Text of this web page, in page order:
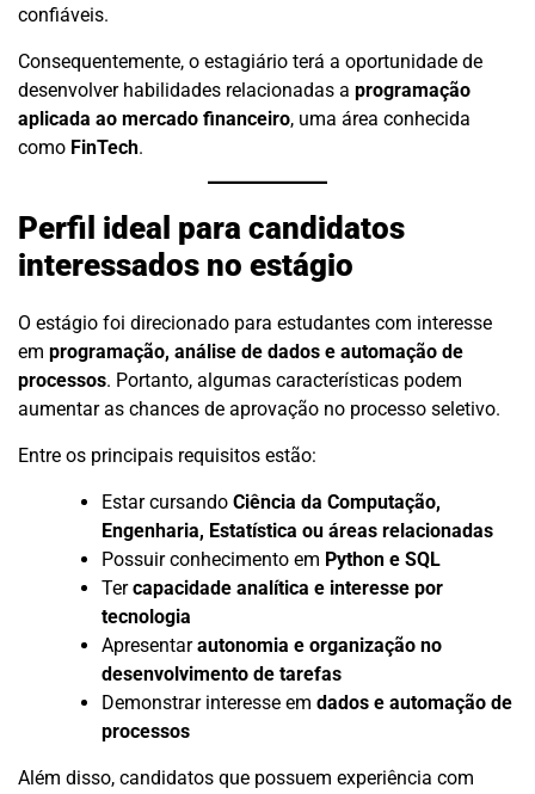
confiáveis.
Consequentemente, o estagiário terá a oportunidade de
desenvolver habilidades relacionadas a programação
aplicada ao mercado financeiro, uma área conhecida
como FinTech.
Perfil ideal para candidatos
interessados no estágio
O estágio foi direcionado para estudantes com interesse
em programação, análise de dados e automação de
processos. Portanto, algumas características podem
aumentar as chances de aprovação no processo seletivo.
Entre os principais requisitos estão:
Estar cursando Ciência da Computação,
Engenharia, Estatística ou áreas relacionadas
Possuir conhecimento em Python e SQL
Tercapacidade analítica e interesse por
tecnologia
Apresentarautonomia e organização no
desenvolvimento de tarefas
Demonstrar interesse em dados e automação de
processos
Além disso, candidatos que possuem experiência com